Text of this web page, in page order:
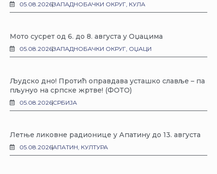
05.08.2026ЗАПАДНОБАЧКИ ОКРУГ, КУЛА
Мото сусрет од 6. до 8. августа у Оџацима
05.08.2026ЗАПАДНОБАЧКИ ОКРУГ, ОЏАЦИ
Људско дно! Протић оправдава усташко славље – па
пљунуо на српске жртве! (ФОТО)
05.08.2026СРБИЈА
Летње ликовне радионице у Апатину до 13. августа
05.08.2026АПАТИН, КУЛТУРА